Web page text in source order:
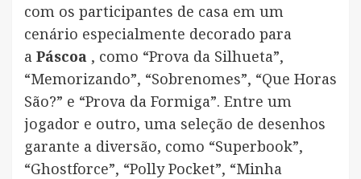
com os participantes de casa em um
cenário especialmente decorado para
a Páscoa , como “Prova da Silhueta”,
“Memorizando”, “Sobrenomes”, “Que Horas
São?” e “Prova da Formiga”. Entre um
jogador e outro, uma seleção de desenhos
garante a diversão, como “Superbook”,
“Ghostforce”, “Polly Pocket”, “Minha